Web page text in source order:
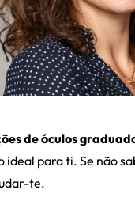
de óculos
ideal para ti. Se não
te.